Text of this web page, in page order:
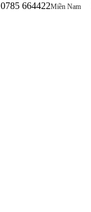
0785 664422Miền Nam